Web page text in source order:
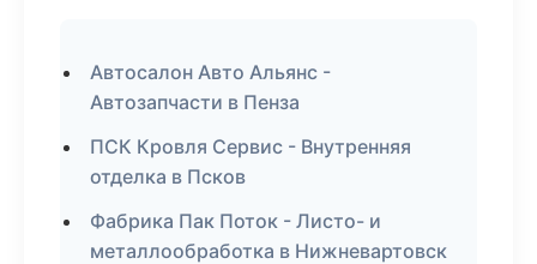
Автосалон Авто Альянс -
Автозапчасти в Пенза
ПСК Кровля Сервис - Внутренняя
отделка в Псков
Фабрика Пак Поток - Листо- и
металлообработка в Нижневартовск